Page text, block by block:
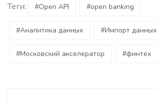
Теги: #Open API #open banking
#Аналитика данных #Импорт данных
#Московский акселератор #финтех